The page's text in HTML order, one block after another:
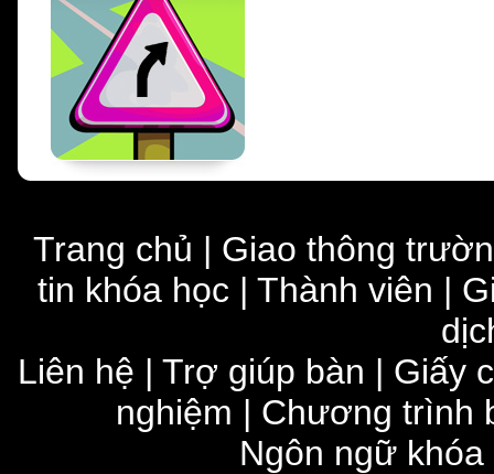
Trang chủ | Giao thông
tin khóa học | Thành viên |
Liên hệ | Trợ giúp bàn | Giấy
nghiệm | Chương trình
Ngôn ngữ khóa